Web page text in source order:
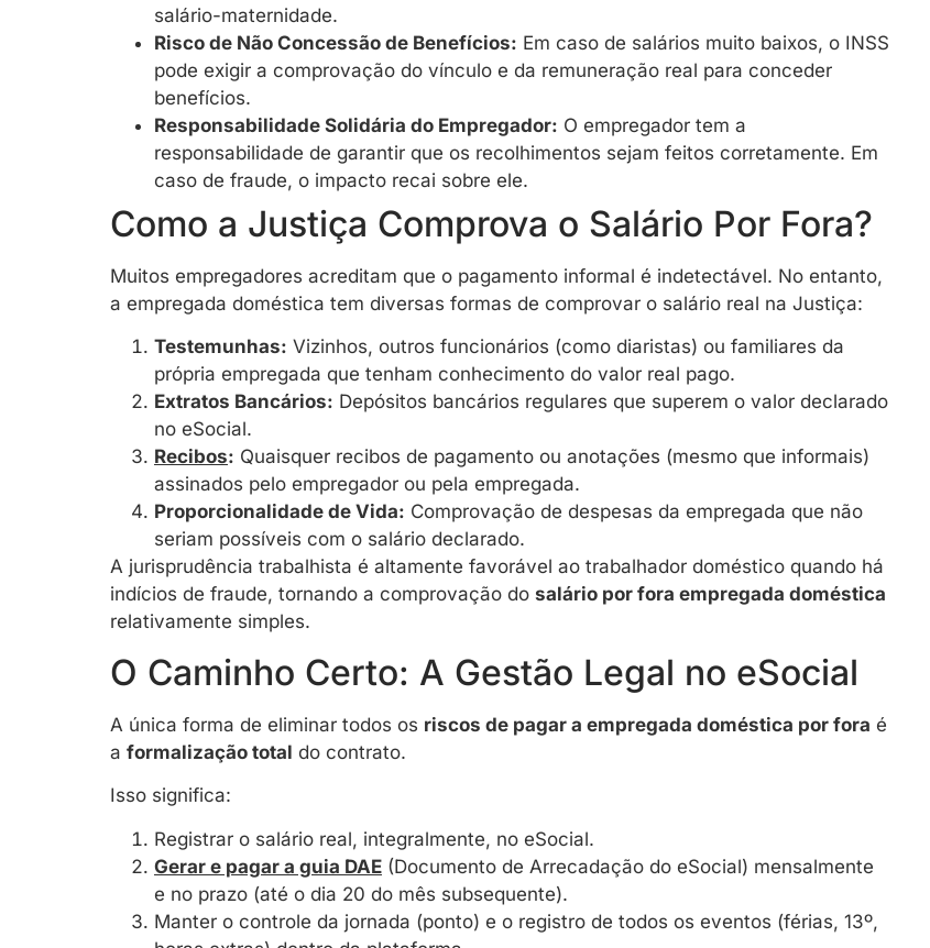
salário-maternidade.
Risco de Não Concessão de Benefícios: Em caso de salários muito baixos, o INSS
pode exigir a comprovação do vínculo e da remuneração real para conceder
benefícios.
Responsabilidade Solidária do Empregador: O empregador tem a
responsabilidade de garantir que os recolhimentos sejam feitos corretamente. Em
caso de fraude, o impacto recai sobre ele.
Como a Justiça Comprova o Salário Por Fora?
Muitos empregadores acreditam que o pagamento informal é indetectável. No entanto,
a empregada doméstica tem diversas formas de comprovar o salário real na Justiça:
Testemunhas: Vizinhos, outros funcionários (como diaristas) ou familiares da
própria empregada que tenham conhecimento do valor real pago.
Extratos Bancários: Depósitos bancários regulares que superem o valor declarado
no eSocial.
Recibos: Quaisquer recibos de pagamento ou anotações (mesmo que informais)
assinados pelo empregador ou pela empregada.
Proporcionalidade de Vida: Comprovação de despesas da empregada que não
seriam possíveis com o salário declarado.
A jurisprudência trabalhista é altamente favorável ao trabalhador doméstico quando há
indícios de fraude, tornando a comprovação do salário por fora empregada doméstica
relativamente simples.
O Caminho Certo: A Gestão Legal no eSocial
A única forma de eliminar todos os riscos de pagar a empregada doméstica por fora é
a formalização total do contrato.
Isso significa:
Registrar o salário real, integralmente, no eSocial.
Gerar e pagar a guia DAE (Documento de Arrecadação do eSocial) mensalmente
e no prazo (até o dia 20 do mês subsequente).
Manter o controle da jornada (ponto) e o registro de todos os eventos (férias, 13º,